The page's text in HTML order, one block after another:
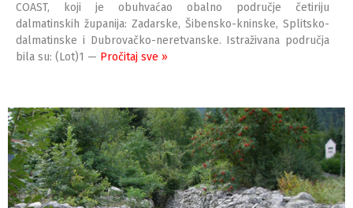
COAST, koji je obuhvaćao obalno područje četiriju
dalmatinskih županija: Zadarske, Šibensko-kninske, Splitsko-
dalmatinske i Dubrovačko-neretvanske. Istraživana područja
bila su: (Lot)1 — Pročitaj sve »